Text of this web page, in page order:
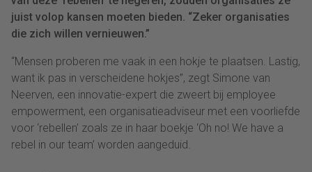
juist volop kansen moeten bieden. “Zeker organisaties
die zich willen vernieuwen.”
“Mensen proberen me vaak in een hokje te plaatsen. Lastig,
want ik pas in verscheidene hokjes”, zegt Simone van
Neerven, een innovatie-expert die zweert bij employee
empowerment, een organisatieadviseur met een voorliefde
voor ‘rebellen’ zoals ze in haar boekje ‘Oh no! We have a
rebel in our team’ worden aangeduid.